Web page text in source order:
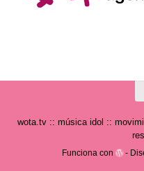
wota.tv :: música idol ::
Funciona con -